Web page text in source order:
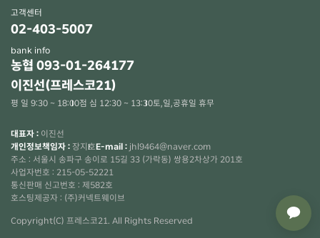
고객센터
02-403-5007
bank info
농협 093-01-264177
이진선(프레스코21)
평 일 9:30 ~ 18:00점 심 12:30 ~ 13:30토,일,공휴일 휴무
대표자 : 이진선
개인정보책임자 : 장지호E-mail : jhl9464@naver.com
주소 : 서울시 송파구 송이로 15길 33 (가락동) 쌍용2차상가 201호
사업자번호 : 215-05-52221
통신판매 신고번호 : 제582호
호스팅제공자 : (주)커넥트웨이브
Copyright(C) 프레스코21. All Rights Reserved